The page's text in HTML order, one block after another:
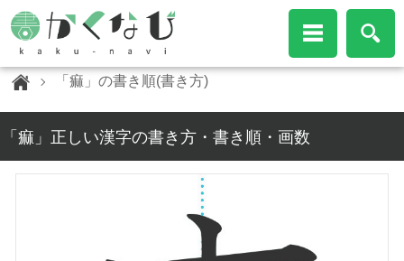
「痲」の書き順(書き方)
「痲」正しい漢字の書き方・書き順・画数